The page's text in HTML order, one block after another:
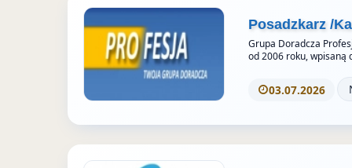
Posadzkarz /
Grupa Doradcza
od 2006 roku, wpisaną
03.07.2026